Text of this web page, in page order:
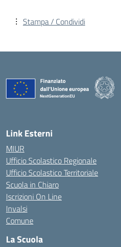
Stampa / Condividi
Link Esterni
MIUR
Ufficio Scolastico Regionale
Ufficio Scolastico Territoriale
Scuola in Chiaro
Iscrizioni On Line
Invalsi
Comune
La Scuola